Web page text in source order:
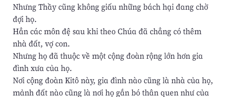
Nhưng Thầy cũng không giấu những bách hại đang chờ
đợi họ.
Hẳn các môn đệ sau khi theo Chúa đã chẳng có thêm
nhà đất, vợ con.
Nhưng họ đã thuộc về một cộng đoàn rộng lớn hơn gia
đình xưa của họ.
Nơi cộng đoàn Kitô này, gia đình nào cũng là nhà của họ,
mảnh đất nào cũng là nơi họ gắn bó thân quen như của